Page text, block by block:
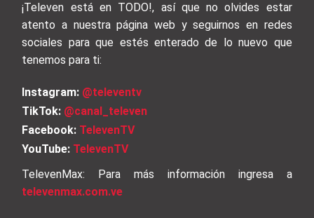
¡Televen está en TODO!, así que no olvides estar
atento a nuestra página web y seguirnos en redes
sociales para que estés enterado de lo nuevo que
tenemos para ti:
Instagram: @televentv
TikTok: @canal_televen
Facebook: TelevenTV
YouTube: TelevenTV
TelevenMax: Para más información ingresa a
televenmax.com.ve